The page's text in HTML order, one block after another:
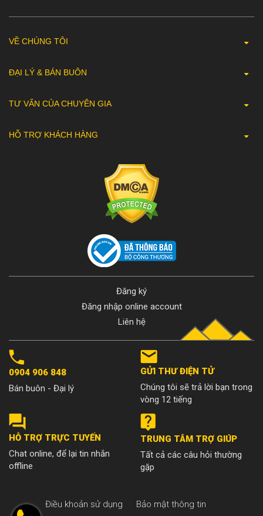
VỀ CHÚNG TÔI
ĐẠI LÝ & BÁN BUÔN
TƯ VẤN CỦA CHUYÊN GIA
HỖ TRỢ KHÁCH HÀNG
Đăng ký
Đăng nhập online account
Liên hệ
0904 906 848
Bán buôn - Đại lý
GỬI THƯ ĐIỆN TỬ
Chúng tôi sẽ trả lời bạn trong
vòng 12 tiếng
HỖ TRỢ TRỰC TUYẾN
Chat online, để lại tin nhắn
offline
TRUNG TÂM TRỢ GIÚP
Tất cả các câu hỏi thường
gặp
Điều khoản sử dụng
Bảo mật thông tin